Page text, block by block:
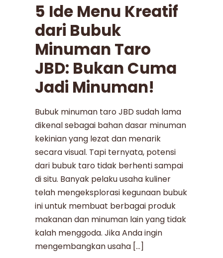
5 Ide Menu Kreatif
dari Bubuk
Minuman Taro
JBD: Bukan Cuma
Jadi Minuman!
Bubuk minuman taro JBD sudah lama
dikenal sebagai bahan dasar minuman
kekinian yang lezat dan menarik
secara visual. Tapi ternyata, potensi
dari bubuk taro tidak berhenti sampai
di situ. Banyak pelaku usaha kuliner
telah mengeksplorasi kegunaan bubuk
ini untuk membuat berbagai produk
makanan dan minuman lain yang tidak
kalah menggoda. Jika Anda ingin
mengembangkan usaha […]